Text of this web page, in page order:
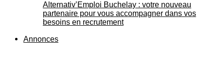
Alternativ’Emploi Buchelay : votre nouveau
partenaire pour vous accompagner dans vos
besoins en recrutement
Annonces